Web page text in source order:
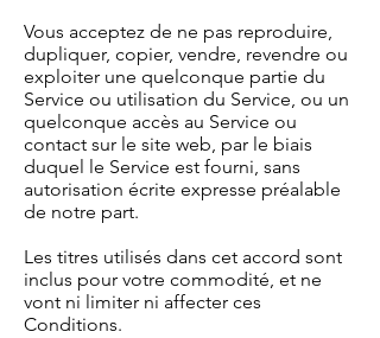
Vous acceptez de ne pas reproduire,
dupliquer, copier, vendre, revendre ou
exploiter une quelconque partie du
Service ou utilisation du Service, ou un
quelconque accès au Service ou
contact sur le site web, par le biais
duquel le Service est fourni, sans
autorisation écrite expresse préalable
de notre part.
Les titres utilisés dans cet accord sont
inclus pour votre commodité, et ne
vont ni limiter ni affecter ces
Conditions.